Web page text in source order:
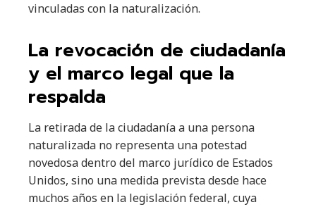
vinculadas con la naturalización.
La revocación de ciudadanía
y el marco legal que la
respalda
La retirada de la ciudadanía a una persona
naturalizada no representa una potestad
novedosa dentro del marco jurídico de Estados
Unidos, sino una medida prevista desde hace
muchos años en la legislación federal, cuya